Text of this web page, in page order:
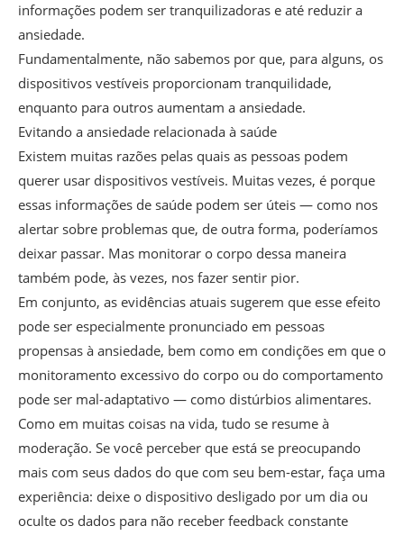
informações podem ser tranquilizadoras e até reduzir a
ansiedade.
Fundamentalmente, não sabemos por que, para alguns, os
dispositivos vestíveis proporcionam tranquilidade,
enquanto para outros aumentam a ansiedade.
Evitando a ansiedade relacionada à saúde
Existem muitas razões pelas quais as pessoas podem
querer usar dispositivos vestíveis. Muitas vezes, é porque
essas informações de saúde podem ser úteis — como nos
alertar sobre problemas que, de outra forma, poderíamos
deixar passar. Mas monitorar o corpo dessa maneira
também pode, às vezes, nos fazer sentir pior.
Em conjunto, as evidências atuais sugerem que esse efeito
pode ser especialmente pronunciado em pessoas
propensas à ansiedade, bem como em condições em que o
monitoramento excessivo do corpo ou do comportamento
pode ser mal-adaptativo — como distúrbios alimentares.
Como em muitas coisas na vida, tudo se resume à
moderação. Se você perceber que está se preocupando
mais com seus dados do que com seu bem-estar, faça uma
experiência: deixe o dispositivo desligado por um dia ou
oculte os dados para não receber feedback constante